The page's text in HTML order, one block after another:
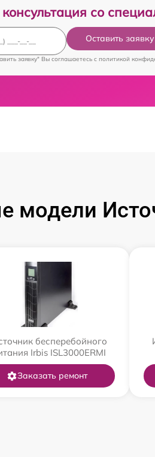
со
Оставить заявку
заявку" Вы соглашаетесь c политикой
модели
бесперебойного
Irbis ISL3000ERMI
Заказать ремонт